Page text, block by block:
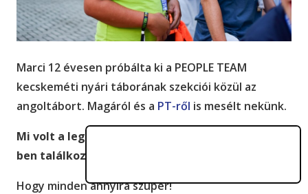
Marci 12 évesen próbálta ki a PEOPLE TEAM
kecskeméti nyári táborának szekciói közül az
angoltábort. Magáról és a PT-ről is mesélt nekünk.
Mi volt a legmeghökkentőbb dolog, amivel a PT-
ben találkoztál?
Hogy minden annyira szuper!